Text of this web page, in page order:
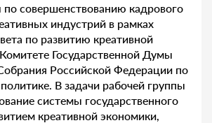
по совершенствованию кадрового
индустрий в рамках
по развитию креативной
Государственной Думы
Российской Федерации по
В задачи рабочей группы
системы государственного
креативной экономики,